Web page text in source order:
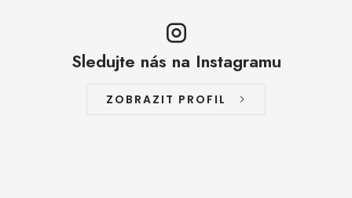
Sledujte nás na Instagramu
ZOBRAZIT PROFIL